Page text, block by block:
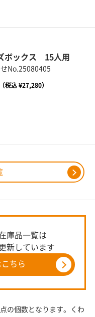
ボックス 15人用
No.25080405
税込 ¥27,280）
庫品一覧は
新しています
ちら
の個数となります。くわ